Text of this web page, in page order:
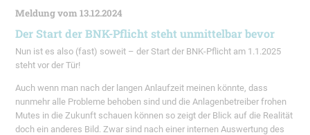
Meldung vom 13.12.2024
Der Start der BNK-Pflicht steht unmittelbar bevor
Nun ist es also (fast) soweit – der Start der BNK-Pflicht am 1.1.2025
steht vor der Tür!
Auch wenn man nach der langen Anlaufzeit meinen könnte, dass
nunmehr alle Probleme behoben sind und die Anlagenbetreiber frohen
Mutes in die Zukunft schauen können so zeigt der Blick auf die Realität
doch ein anderes Bild. Zwar sind nach einer internen Auswertung des